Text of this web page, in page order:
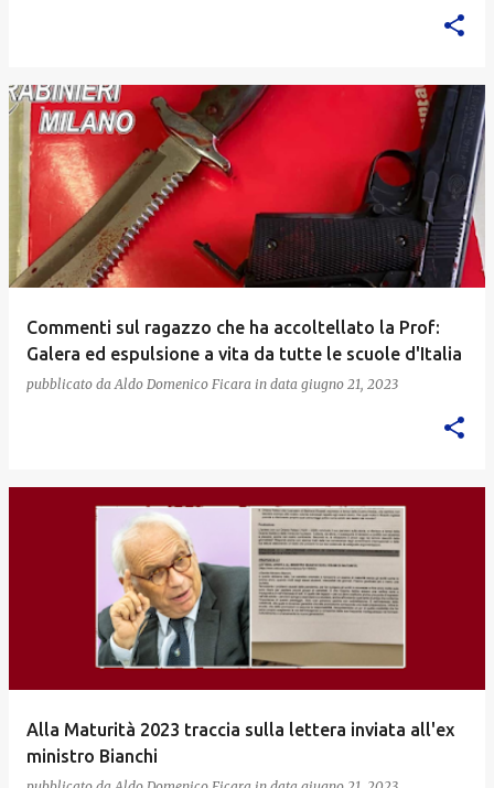
Commenti sul ragazzo che ha accoltellato la Prof:
Galera ed espulsione a vita da tutte le scuole d'Italia
pubblicato da Aldo Domenico Ficara in data giugno 21, 2023
Alla Maturità 2023 traccia sulla lettera inviata all'ex
ministro Bianchi